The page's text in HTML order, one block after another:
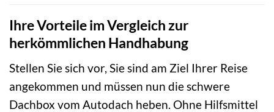
Ihre Vorteile im Vergleich zur
herkömmlichen Handhabung
Stellen Sie sich vor, Sie sind am Ziel Ihrer Reise
angekommen und müssen nun die schwere
Dachbox vom Autodach heben. Ohne Hilfsmittel